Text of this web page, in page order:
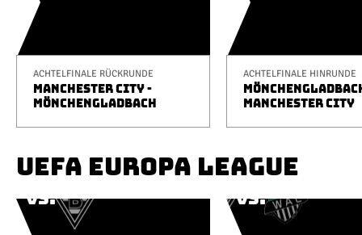
ACHTELFINALE RÜCKRUNDE
MANCHESTER CITY -
MÖNCHENGLADBACH
ACHTELFINALE HINRUNDE
MANCHESTER CITY
UEFA EUROPA LEAGUE